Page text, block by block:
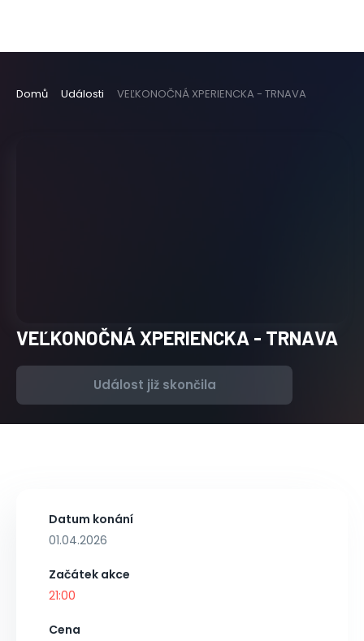
Domů Události VEĽKONOČNÁ XPERIENCKA - TRNAVA
VEĽKONOČNÁ XPERIENCKA - TRNAVA
Událost již skončila
Datum konání
01.04.2026
Začátek akce
21:00
Cena